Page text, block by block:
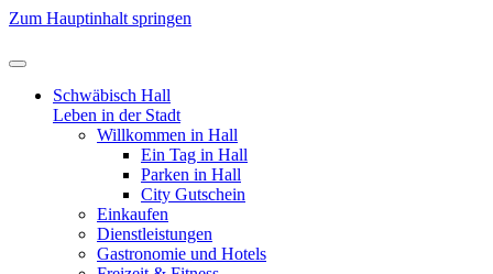
Zum Hauptinhalt springen
Schwäbisch Hall
Leben in der Stadt
Willkommen in Hall
Ein Tag in Hall
Parken in Hall
City Gutschein
Einkaufen
Dienstleistungen
Gastronomie und Hotels